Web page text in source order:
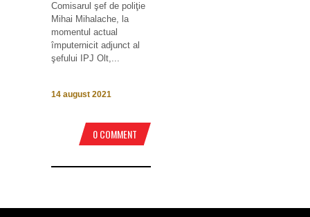
Comisarul şef de poliţie
Mihai Mihalache, la
momentul actual
împuternicit adjunct al
şefului IPJ Olt,...
14 august 2021
0 COMMENT